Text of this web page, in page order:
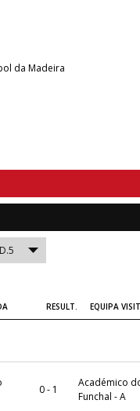
da Madeira
RESULT. EQUIPA
0 - 1
Académico
Funchal - A